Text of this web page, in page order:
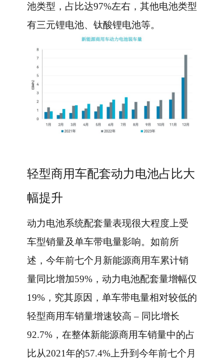
池类型，占比达97%左右，其他电池类型
有三元锂电池、钛酸锂电池等。
轻型商用车配套动力电池占比大
幅提升
动力电池系统配套量表现很大程度上受
车型销量及单车带电量影响。如前所
述，今年前七个月新能源商用车累计销
量同比增加59%，动力电池配套量增幅仅
19%，究其原因，单车带电量相对较低的
轻型商用车销量增速较高 – 同比增长
92.7%，在整体新能源商用车销量中的占
比从2021年的57.4%上升到今年前七个月